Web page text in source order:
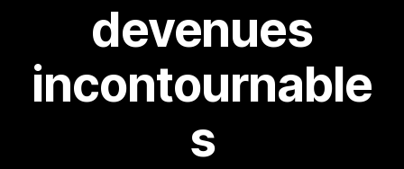
devenues
incontournable
s